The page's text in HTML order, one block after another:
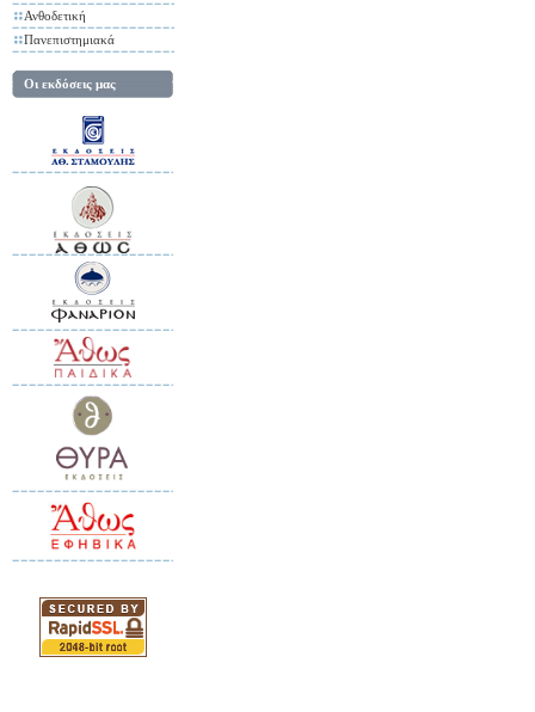
Ανθοδετική
Πανεπιστημιακά
Οι εκδόσεις μας